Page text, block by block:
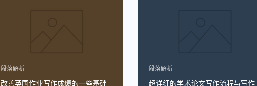
段落解析
改善英国作业写作成绩的一些基础
段落解析
超详细的学术论文写作流程与写作